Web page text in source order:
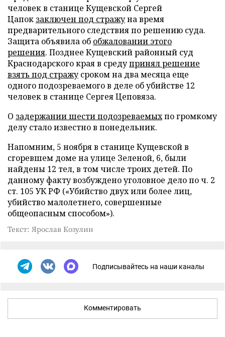
человек в станице Кущевской Сергей
Цапок заключен под стражуна время
предварительного следствия по решению суда.
Защита объявила об обжаловании этого
решения. Позднее Кущевский районный суд
Краснодарского края в средупринял решение
взять под стражусроком на два месяца еще
одного подозреваемого в деле об убийстве 12
человек в станице Сергея Цеповяза.
О задержании шести подозреваемыхпо громкому
делу стало известно в понедельник.
Напомним, 5 ноября в станице Кущевской в
сгоревшем доме на улице Зеленой, 6, были
найдены 12 тел, в том числе троих детей. По
данному факту возбуждено уголовное дело по ч. 2
ст. 105 УК РФ («Убийство двух или более лиц,
убийство малолетнего, совершенные
общеопасным способом»).
Текст: Ярослав Козулин
Подписывайтесь на наши каналы
Комментировать